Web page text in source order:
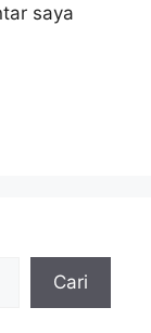
saya
Cari